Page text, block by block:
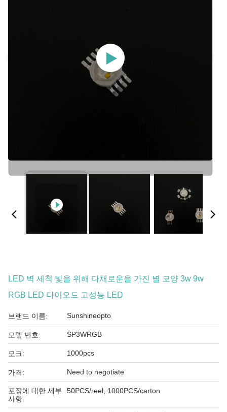
LED 벽 세척 빛을 위해 다채로운을 가진 별 모양 3w 9w
RGB LED 다이오드 고성능 LED
브랜드 이름: Sunshineopto
모델 번호: SP3WRGB
모크: 1000pcs
가격: Need to negotiate
포장에 대한 세부
사항:
50PCS/reel, 1000PCS/carton